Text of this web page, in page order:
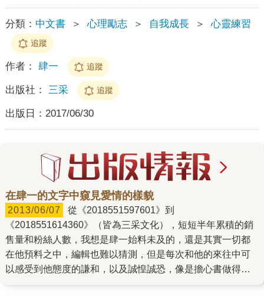
分類： 中文書 ＞ 心理勵志 ＞ 自我成長 ＞ 心靈練習
追蹤
作者： 肆一 追蹤
出版社： 三采 追蹤
出版日： 2017/06/30
在肆一的文字中窺見愛情的樣貌
2013/06/07
《2018551614360》（皆為三采文化），短短半年累積的銷
售量和粉絲人數，我想是肆一始料未及的，還是其實一切都
在他預料之中，編輯也難以猜測，但是每次和他的來往中可
以感受到他態度的謙和，以及誠惶誠恐，像是擔心書做得不